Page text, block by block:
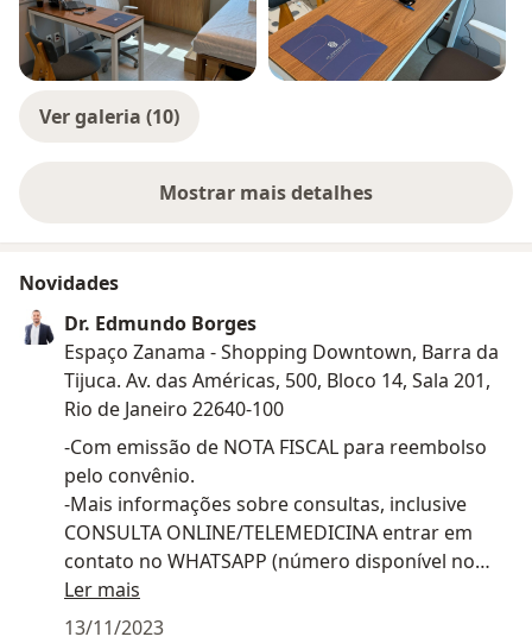
Ver galeria (10)
Mostrar mais detalhes
sobre a experiência
Novidades
Dr. Edmundo Borges
Espaço Zanama - Shopping Downtown, Barra da
Tijuca. Av. das Américas, 500, Bloco 14, Sala 201,
Rio de Janeiro 22640-100
-Com emissão de NOTA FISCAL para reembolso
pelo convênio.
-Mais informações sobre consultas, inclusive
CONSULTA ONLINE/TELEMEDICINA entrar em
contato no WHATSAPP (número disponível no
Doctoralia).
-Oferecemos pacote de consultas e
Ler mais
13/11/2023